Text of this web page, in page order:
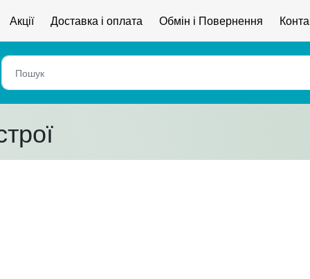
Акції Доставка і оплата Обмін і Повернення